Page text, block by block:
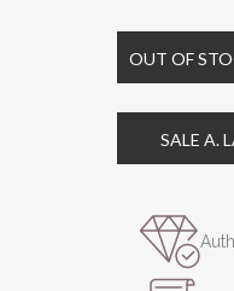
OUT OF
SALE A.